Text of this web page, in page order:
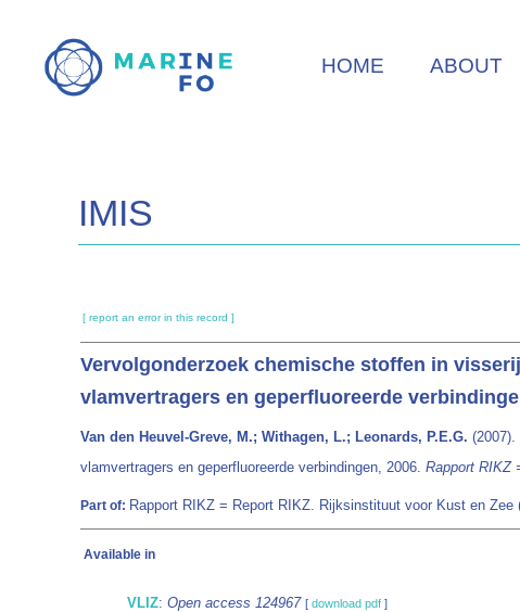
main
HOME ABOUT
IMIS
[ report an error in this record ]
Vervolgonderzoek chemische stoffen in
vlamvertragers en geperfluoreerde
Van den Heuvel-Greve, M.; Withagen, L.; Leonards, P.E.G.
vlamvertragers en geperfluoreerde verbindingen, 2006. Rapport RIKZ
Part of: Rapport RIKZ = Report RIKZ. Rijksinstituut voor Kust en
Available in
VLIZ: Open access 124967 [ download pdf ]